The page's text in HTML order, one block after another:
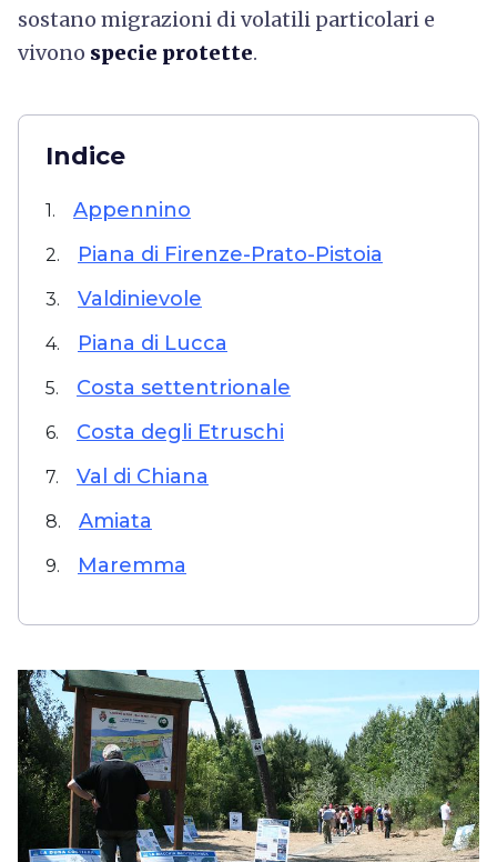
sostano migrazioni di volatili particolari e
vivono specie protette.
Indice
1. Appennino
2. Piana di Firenze-Prato-Pistoia
3. Valdinievole
4. Piana di Lucca
5. Costa settentrionale
6. Costa degli Etruschi
7. Val di Chiana
8. Amiata
9. Maremma